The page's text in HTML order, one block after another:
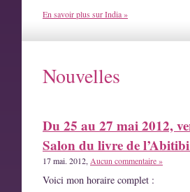
En savoir plus sur India »
Nouvelles
Du 25 au 27 mai 2012,
Salon du livre de
17 mai. 2012, Aucun commentaire »
Voici mon horaire complet :